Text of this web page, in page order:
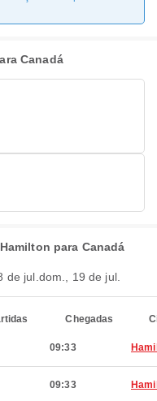
Canadá
para Canadá
de jul. dom., 19 de jul.
Chegadas
09:33
09:33